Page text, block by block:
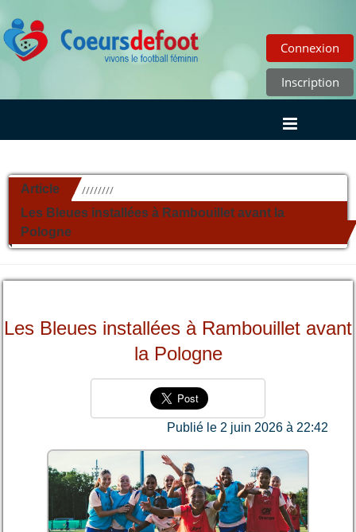
Connexion
Inscription
Article //////////
Les Bleues installées à Rambouillet avant la
Pologne
Les Bleues installées à Rambouillet avant
la Pologne
Publié le 2 juin 2026 à 22:42